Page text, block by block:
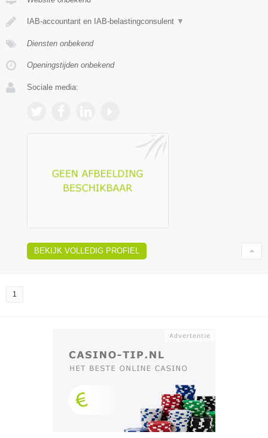
IAB-accountant en IAB-belastingconsulent ▼
Diensten onbekend
Openingstijden onbekend
Sociale media:
BEKIJK VOLLEDIG PROFIEL
1